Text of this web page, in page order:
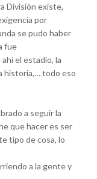
División existe,
por
se pudo haber
fue
el estadio, la
historia,… todo eso
a seguir la
que hacer es ser
tipo de cosa, lo
a la gente y